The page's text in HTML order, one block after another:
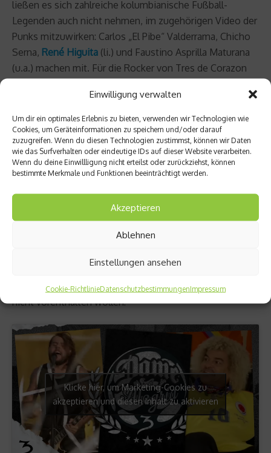
Einwilligung verwalten
Um dir ein optimales Erlebnis zu bieten, verwenden wir Technologien wie
Cookies, um Geräteinformationen zu speichern und/oder darauf
zuzugreifen. Wenn du diesen Technologien zustimmst, können wir Daten
wie das Surfverhalten oder eindeutige IDs auf dieser Website verarbeiten.
Wenn du deine Einwillligung nicht erteilst oder zurückziehst, können
bestimmte Merkmale und Funktionen beeinträchtigt werden.
Akzeptieren
Ablehnen
Einstellungen ansehen
Cookie-RichtlinieDatenschutzbestimmungenImpressum
ließen es sich zahlreiche kolumbianische Fußball-
Legenden auch nicht nehmen, im zugehörigen Video der
Punks mitzuwirken: Carlos „El Pibe“ Valderrama, Chicho
Serna, René Higuita (li.) und Faustino Asprilla Maturana
(u.a.) machen mit. Für die Rocker von Tres de Corazon
der Schlagzeuger der Band,Andres Felipe Munoz
im Gespräch mit uns verriet: „Gemeinsam mit unseren
Jugendidolen ein Video zu drehen, war schon
herausragend. Dass wir damit nun einen solchen Erfolg
haben und in einem Zug mit diesen Persönlichkeiten
genannt werden, damit geht ein absoluter Traum in
Erfüllung.“
das wir Euch – mit dem kleinen Seitenhieb auf Melanie
Müller und Co: Seht ihr Kollegen, so wird das gemacht! –
nicht vorenthalten wollen:
Klicke hier, um Marketing-Cookies zu
akzeptieren und diesen Inhalt zu aktivieren